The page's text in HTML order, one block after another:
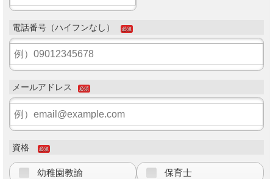
電話番号（ハイフンなし） 必須
メールアドレス 必須
資格 必須
幼稚園教諭 保育士